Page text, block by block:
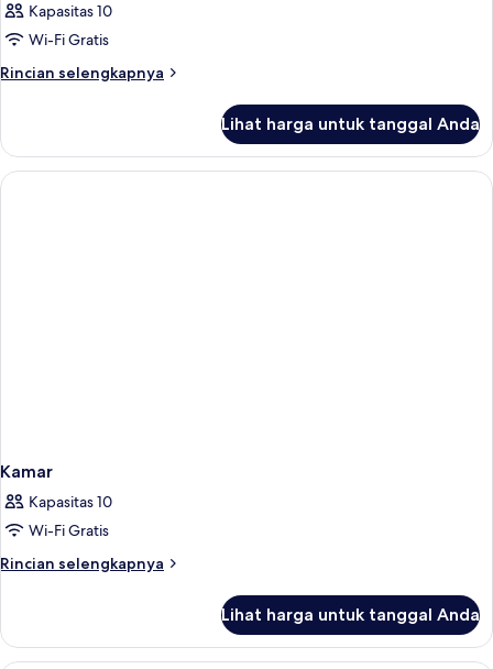
Kapasitas 10
Wi-Fi Gratis
Rincian selengkapnya
Rincian
Kamar
Lihat harga untuk tanggal Anda
Kamar
Kapasitas 10
Wi-Fi Gratis
Rincian selengkapnya
Rincian
Kamar
Lihat harga untuk tanggal Anda